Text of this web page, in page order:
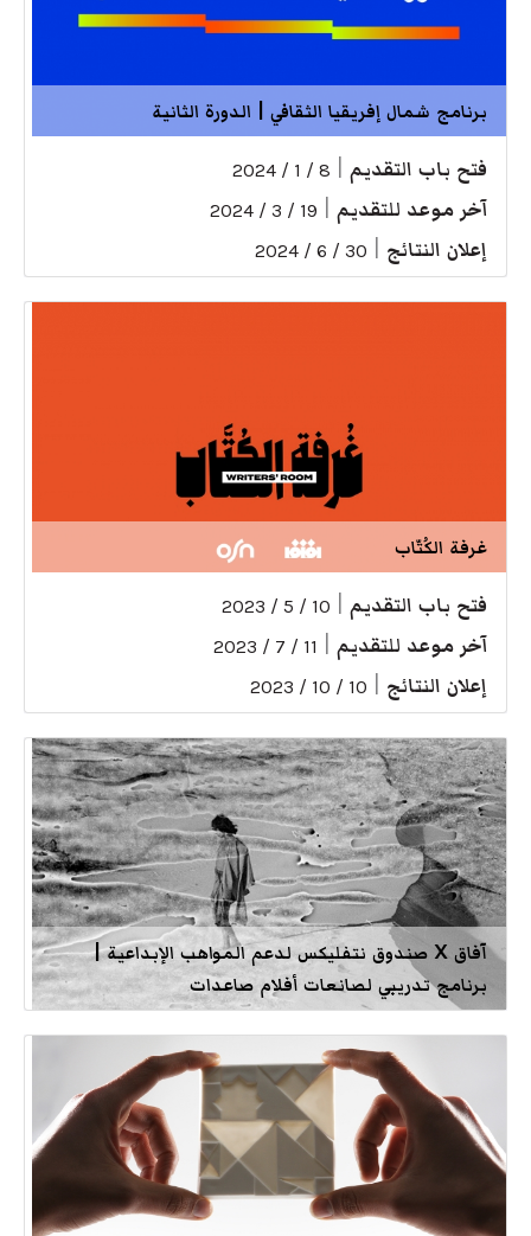
برنامج شمال إفريقيا الثقافي | الدورة الثانية
فتح باب التقديم 8 / 1 / 2024
آخر موعد للتقديم 19 / 3 / 2024
إعلان النتائج 30 / 6 / 2024
غرفة الكُتّاب
فتح باب التقديم 10 / 5 / 2023
آخر موعد للتقديم 11 / 7 / 2023
إعلان النتائج 10 / 10 / 2023
آفاق X صندوق نتفليكس لدعم المواهب الإبداعية |
برنامج تدريبي لصانعات أفلام صاعدات